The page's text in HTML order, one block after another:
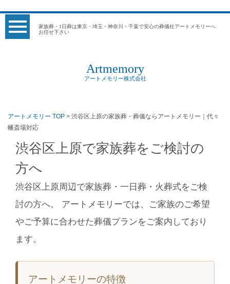
家族葬・1日葬は東京・埼玉・神奈川・千葉で安心の葬儀社アートメモリーへ
お任せ下さい
Artmemory
アートメモリー株式会社
アートメモリー TOP > 渋谷区上原の家族葬・葬儀ならアートメモリー｜代々
幡斎場対応
渋谷区上原で家族葬をご検討の
方へ
渋谷区上原周辺で家族葬・一日葬・火葬式をご検
討の方へ。 アートメモリーでは、ご家族のご希望
やご予算に合わせた葬儀プランをご案内しており
ます。
アートメモリーの特徴